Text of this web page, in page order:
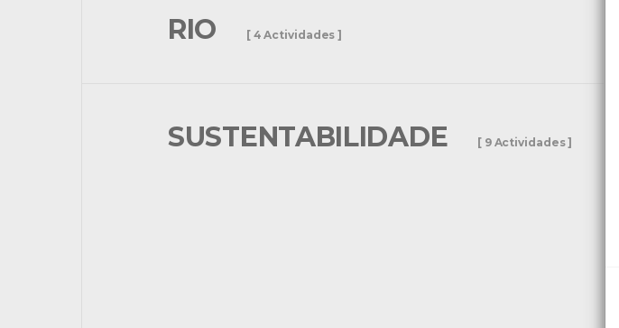
RIO [ 4 Actividades ]
SUSTENTABILIDADE [ 9 Actividades ]